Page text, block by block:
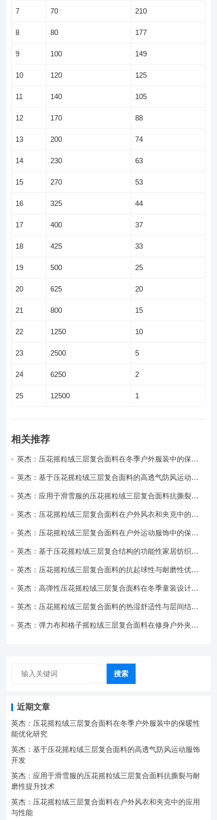
7 70 210
8 80 177
9 100 149
10 120 125
11 140 105
12 170 88
13 200 74
14 230 63
15 270 53
16 325 44
17 400 37
18 425 33
19 500 25
20 625 20
21 800 15
22 1250 10
23 2500 5
24 6250 2
25 12500 1
相关推荐
英杰：压花摇粒绒三层复合面料在冬季户外服装中的保暖
英杰：基于压花摇粒绒三层复合面料的高透气防风运动服
英杰：应用于滑雪服的压花摇粒绒三层复合面料抗撕裂与
英杰：压花摇粒绒三层复合面料在户外风衣和夹克中的应
英杰：压花摇粒绒三层复合面料在户外运动服饰中的保暖
英杰：基于压花摇粒绒三层复合结构的功能性家居纺织品
英杰：压花摇粒绒三层复合面料的抗起球性与耐磨性优化
英杰：高弹性压花摇粒绒三层复合面料在冬季童装设计中
英杰：压花摇粒绒三层复合面料的热湿舒适性与层间结合
英杰：弹力布和格子摇粒绒三层复合面料在修身户外夹克
搜索
近期文章
英杰：压花摇粒绒三层复合面料在冬季户外服装中的保暖性
能优化研究
英杰：基于压花摇粒绒三层复合面料的高透气防风运动服饰
开发
英杰：应用于滑雪服的压花摇粒绒三层复合面料抗撕裂与耐
磨性提升技术
英杰：压花摇粒绒三层复合面料在户外风衣和夹克中的应用
与性能